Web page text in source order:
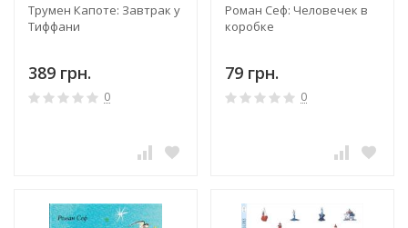
Трумен Капоте: Завтрак у
Тиффани
389 грн.
0
Роман Сеф: Человечек в
коробке
79 грн.
0